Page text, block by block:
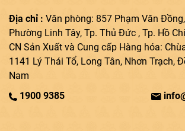
Địa chỉ : Văn phòng: 857 Phạm Văn
Phường Linh Tây, Tp. Thủ Đức , Tp. Hồ
CN Sản Xuất và Cung cấp Hàng hóa:
1141 Lý Thái Tổ, Long Tân, Nhơn Trạch,
Nam
1900 9385